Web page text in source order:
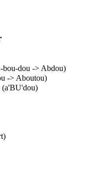
bou-dou -> Abdou)
-> Aboutou)
(a'BU'dou)